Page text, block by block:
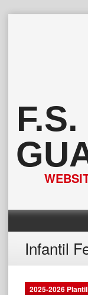
Infantil
2025-2026